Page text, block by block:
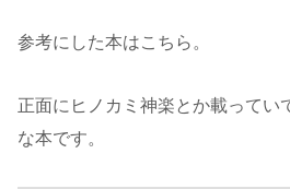
参考にした本はこちら。
正面にヒノカミ神楽とか載ってい
な本です。